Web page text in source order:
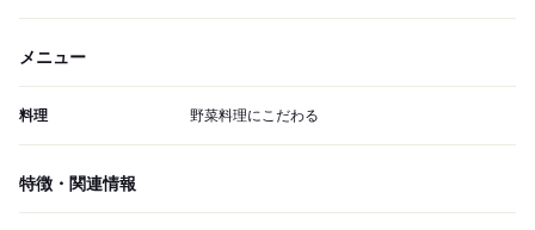
メニュー
料理 野菜料理にこだわる
特徴・関連情報